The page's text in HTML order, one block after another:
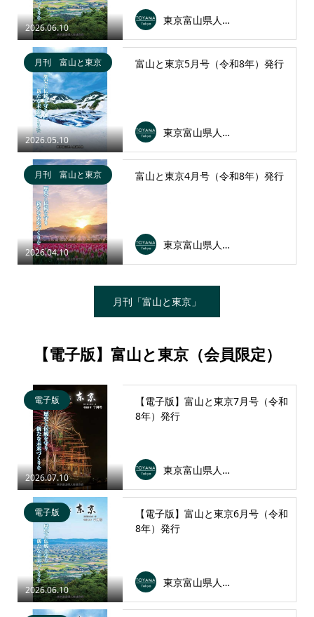
2026.06.10
東京富山県人会連合会
2026.05.10
月刊 富山と東京 富山と東京5月号（令和8年）発行
東京富山県人会連合会
2026.04.10
月刊 富山と東京 富山と東京4月号（令和8年）発行
東京富山県人会連合会
月刊「富山と東京」
【電子版】富山と東京（会員限定）
2026.07.10
電子版
【電子版】富山と東京7月号（令和
8年）発行
東京富山県人会連合会
2026.06.10
電子版
【電子版】富山と東京6月号（令和
8年）発行
東京富山県人会連合会